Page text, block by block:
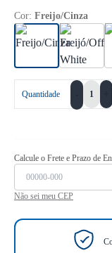
Cor: Freijo/Cinza
Quantidade
Calcule o Frete e Prazo de
Não sei meu CEP